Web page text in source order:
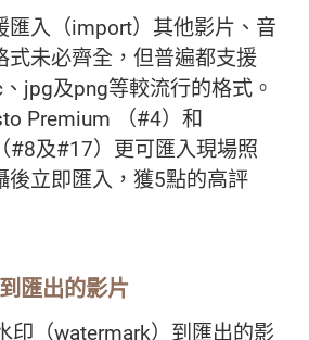
匯入（import）其他影片、音
式未必齊全，但普遍都支援
jpg及png等較流行的格式。
Premium （#4）和
#8及#17）更可匯入現場照
後立即匯入，獲5點的高評
匯出的影片
印（watermark）到匯出的影